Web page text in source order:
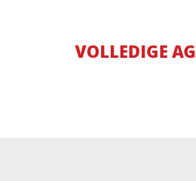
VOLLEDIGE